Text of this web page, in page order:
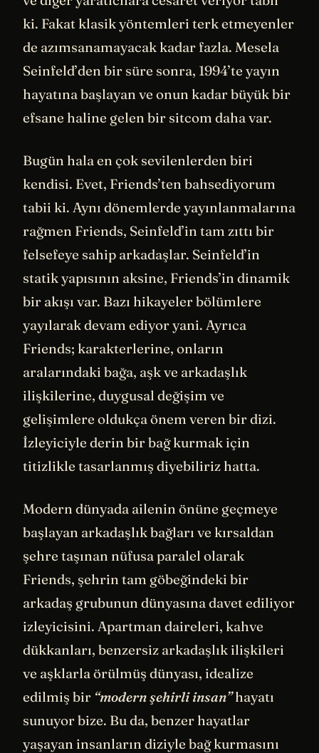
ki. Fakat klasik yöntemleri terk etmeyenler
de azımsanamayacak kadar fazla. Mesela
Seinfeld’den bir süre sonra, 1994’te yayın
hayatına başlayan ve onun kadar büyük bir
efsane haline gelen bir sitcom daha var.
Bugün hala en çok sevilenlerden biri
kendisi. Evet, Friends’ten bahsediyorum
tabii ki. Aynı dönemlerde yayınlanmalarına
rağmen Friends, Seinfeld’in tam zıttı bir
felsefeye sahip arkadaşlar. Seinfeld’in
statik yapısının aksine, Friends’in dinamik
bir akışı var. Bazı hikayeler bölümlere
yayılarak devam ediyor yani. Ayrıca
Friends; karakterlerine, onların
aralarındaki bağa, aşk ve arkadaşlık
ilişkilerine, duygusal değişim ve
gelişimlere oldukça önem veren bir dizi.
İzleyiciyle derin bir bağ kurmak için
titizlikle tasarlanmış diyebiliriz hatta.
Modern dünyada ailenin önüne geçmeye
başlayan arkadaşlık bağları ve kırsaldan
şehre taşınan nüfusa paralel olarak
Friends, şehrin tam göbeğindeki bir
arkadaş grubunun dünyasına davet ediliyor
izleyicisini. Apartman daireleri, kahve
dükkanları, benzersiz arkadaşlık ilişkileri
ve aşklarla örülmüş dünyası, idealize
edilmiş bir “modern şehirli insan”hayatı
sunuyor bize. Bu da, benzer hayatlar
yaşayan insanların diziyle bağ kurmasını